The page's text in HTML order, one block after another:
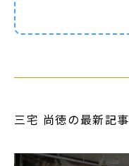
三宅 尚徳の最新記事